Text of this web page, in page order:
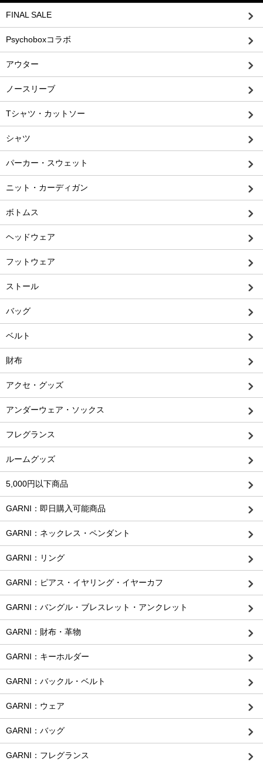
FINAL SALE
Psychoboxコラボ
アウター
ノースリーブ
Tシャツ・カットソー
シャツ
パーカー・スウェット
ニット・カーディガン
ボトムス
ヘッドウェア
フットウェア
ストール
バッグ
ベルト
財布
アクセ・グッズ
アンダーウェア・ソックス
フレグランス
ルームグッズ
5,000円以下商品
GARNI：即日購入可能商品
GARNI：ネックレス・ペンダント
GARNI：リング
GARNI：ピアス・イヤリング・イヤーカフ
GARNI：バングル・ブレスレット・アンクレット
GARNI：財布・革物
GARNI：キーホルダー
GARNI：バックル・ベルト
GARNI：ウェア
GARNI：バッグ
GARNI：フレグランス